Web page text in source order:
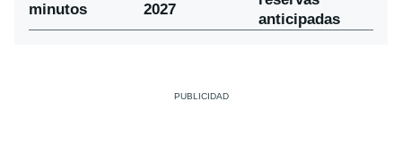
minutos
2027
anticipadas